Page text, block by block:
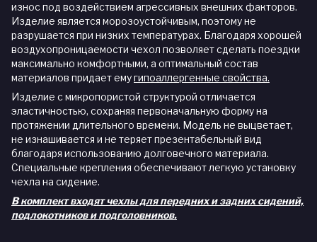
износ под воздействием агрессивных внешних факторов.
Изделие является морозоустойчивым, поэтому не
разрушается при низких температурах. Благодаря хорошей
воздухопроницаемости чехол позволяет сделать поездки
максимально комфортными, а оптимальный состав
материалов придает емугипоаллергенные свойства.
Изделие с микропористой структурой отличается
эластичностью, сохраняя первоначальную форму на
протяжении длительного времени. Модель не выцветает,
не изнашивается и не теряет презентабельный вид
благодаря использованию долговечного материала.
Специальные крепления обеспечивают легкую установку
чехла на сидение.
В комплект входят чехлы для передних и задних сидений,
подлокотников и подголовников.